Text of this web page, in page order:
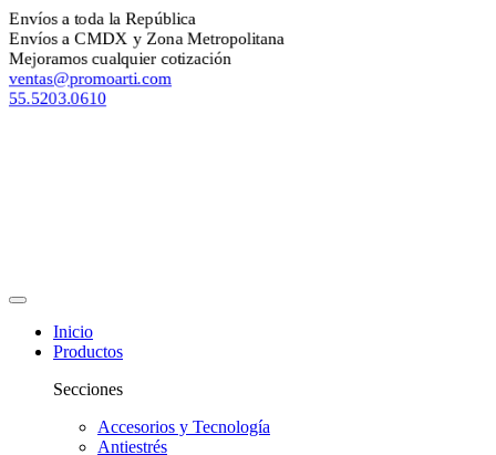
a toda la República
a CMDX y Zona Metropolitana
cualquier cotización
Inicio
Productos
Secciones
Accesorios y Tecnología
Antiestrés